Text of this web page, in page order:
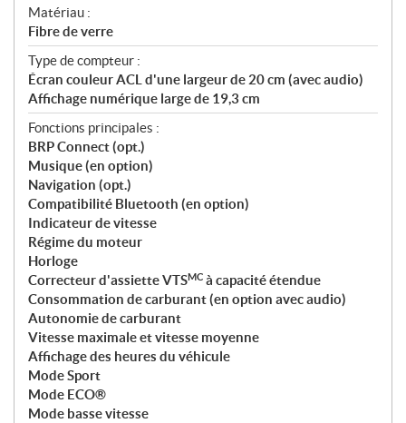
Matériau :
Fibre de verre
Type de compteur :
Écran couleur ACL d'une largeur de 20 cm (avec audio)
Affichage numérique large de 19,3 cm
Fonctions principales :
BRP Connect (opt.)
Musique (en option)
Navigation (opt.)
Compatibilité Bluetooth (en option)
Indicateur de vitesse
Régime du moteur
Horloge
Correcteur d'assiette VTSMC à capacité étendue
Consommation de carburant (en option avec audio)
Autonomie de carburant
Vitesse maximale et vitesse moyenne
Affichage des heures du véhicule
Mode Sport
Mode ECO®
Mode basse vitesse